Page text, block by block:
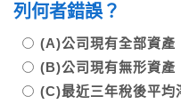
列何者錯誤？
(A)公司現有全部資產
(B)公司現有無形資產
(C)最近三年稅後平均